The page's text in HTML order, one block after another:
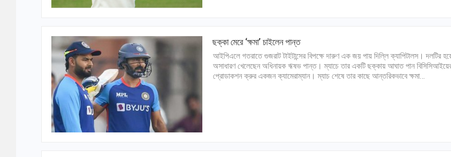
ছক্কা মেরে ‘ক্ষমা’ চাইলেন পান্ত
আইপিএলে গতরাতে গুজরাট টাইটান্সের বিপক্ষে দারুণ এক জয় পায় দিল্লি ক্যাপিটালস। দলটির
অসাধারণ খেলেছেন অধিনায়ক ঋষভ পান্ত। ম্যাচে তার একটি ছক্কায় আঘাত পান
প্রোডাকশন ক্রুর একজন ক্যামেরাম্যান। ম্যাচ শেষে তার কাছে আন্তরিকভাবে ক্ষমা…